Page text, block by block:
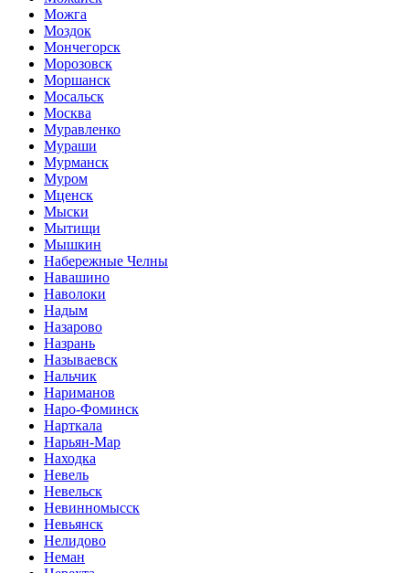
Можга
Моздок
Мончегорск
Морозовск
Моршанск
Мосальск
Москва
Муравленко
Мураши
Мурманск
Муром
Мценск
Мыски
Мытищи
Мышкин
Набережные Челны
Навашино
Наволоки
Надым
Назарово
Назрань
Называевск
Нальчик
Нариманов
Наро-Фоминск
Нарткала
Нарьян-Мар
Находка
Невель
Невельск
Невинномысск
Невьянск
Нелидово
Неман